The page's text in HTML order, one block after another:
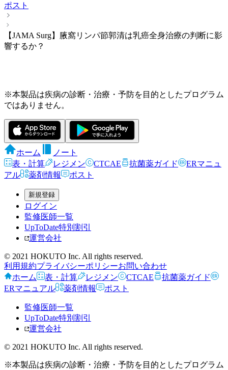
ポスト
【JAMA Surg】腋窩リンパ節郭清は乳癌全身治療の判断に影
響するか？
※本製品は疾病の診断・治療・予防を目的としたプログラム
ではありません。
ホーム
ノート
表・計算
レジメン CTCAE 抗菌薬ガイド
ERマニュ
アル
薬剤情報 ポスト
新規登録
ログイン
監修医師一覧
UpToDate特別割引
運営会社
© 2021 HOKUTO Inc. All rights reserved.
利用規約プライバシーポリシーお問い合わせ
ホーム
表・計算 レジメン CTCAE
抗菌薬ガイド
ERマニュアル
薬剤情報 ポスト
監修医師一覧
UpToDate特別割引
運営会社
© 2021 HOKUTO Inc. All rights reserved.
※本製品は疾病の診断・治療・予防を目的としたプログラム